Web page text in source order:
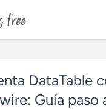
DataTable
Guía paso